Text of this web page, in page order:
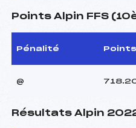
Points Alpin FFS
Pénalité Points
@
Résultats Alpin